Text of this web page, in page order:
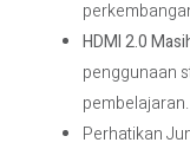
HDMI 2.0
penggunaan
pembelajaran.
Perhatikan